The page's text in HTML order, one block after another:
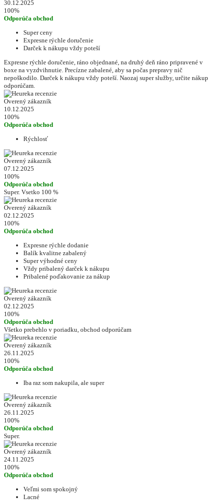
30.12.2025
100%
Odporúča obchod
Super ceny
Expresne rýchle doručenie
Darček k nákupu vždy poteší
Expresne rýchle doručenie, ráno objednané, na druhý deň ráno pripravené v
boxe na vyzdvihnutie. Precízne zabalené, aby sa počas prepravy nič
nepoškodilo. Darček k nákupu vždy poteší. Naozaj super služby, určite nákup
odporúčam.
Overený zákazník
10.12.2025
100%
Odporúča obchod
Rýchlosť
Overený zákazník
07.12.2025
100%
Odporúča obchod
Super. Vsetko 100 %
Overený zákazník
02.12.2025
100%
Odporúča obchod
Expresne rýchle dodanie
Balík kvalitne zabalený
Super výhodné ceny
Vždy pribalený darček k nákupu
Pribalené poďakovanie za nákup
Overený zákazník
02.12.2025
100%
Odporúča obchod
Všetko prebehlo v poriadku, obchod odporúčam
Overený zákazník
26.11.2025
100%
Odporúča obchod
Iba raz som nakupila, ale super
Overený zákazník
26.11.2025
100%
Odporúča obchod
Super.
Overený zákazník
24.11.2025
100%
Odporúča obchod
Veľmi som spokojný
Lacné